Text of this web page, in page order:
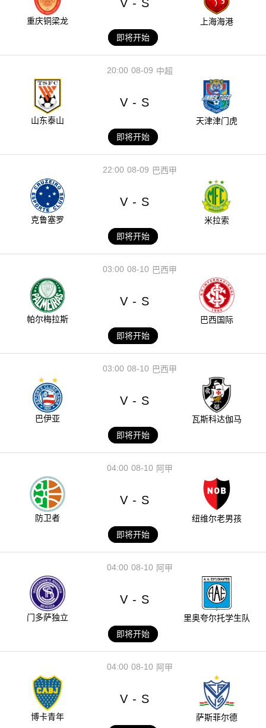
重庆铜梁龙
V - S
上海海港
即将开始
08-09
20:00 中超
山东泰山
V - S
天津津门虎
即将开始
08-09
22:00 巴西甲
克鲁塞罗
V - S
米拉索
即将开始
08-10
03:00 巴西甲
帕尔梅拉斯
V - S
巴西国际
即将开始
08-10
03:00 巴西甲
巴伊亚
V - S
瓦斯科达伽马
即将开始
08-10
04:00 阿甲
防卫者
V - S
纽维尔老男孩
即将开始
08-10
04:00 阿甲
门多萨独立
V - S
里奥夸尔托学生队
即将开始
08-10
04:00 阿甲
博卡青年
V - S
萨斯菲尔德